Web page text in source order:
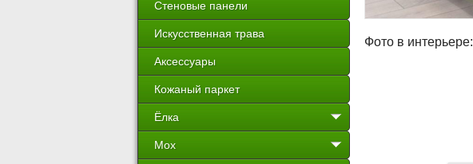
Стеновые панели
Искусственная трава
Аксессуары
Кожаный паркет
Ёлка
Мох
Фото в интерьере: